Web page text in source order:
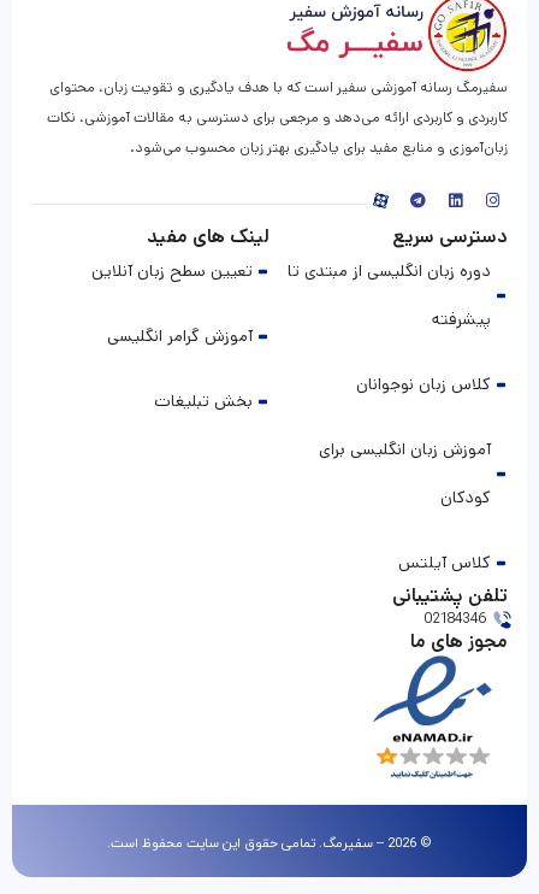
سفیرمگ رسانه آموزشی سفیر است که با هدف یادگیری و تقویت زبان، محتوای
کاربردی و کاربردی ارائه می‌دهد و مرجعی برای دسترسی به مقالات آموزشی، نکات
زبان‌آموزی و منابع مفید برای یادگیری بهتر زبان محسوب می‌شود.
دسترسی سریع
دوره زبان انگلیسی از مبتدی تا
پیشرفته
کلاس زبان نوجوانان
آموزش زبان انگلیسی برای
کودکان
کلاس آیلتس
لینک های مفید
تعیین سطح زبان آنلاین
آموزش گرامر انگلیسی
بخش تبلیغات
تلفن پشتیبانی
02184346
مجوز های ما
© 2026 – سفیرمگ. تمامی حقوق این سایت محفوظ است.